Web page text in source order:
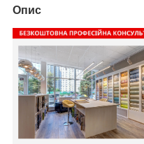
Опис